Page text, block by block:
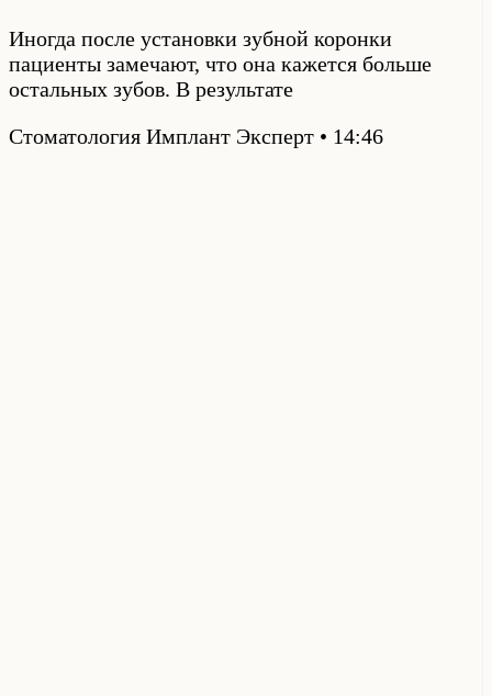
Иногда после установки зубной коронки
пациенты замечают, что она кажется больше
остальных зубов. В результате
Стоматология Имплант Эксперт
14:46